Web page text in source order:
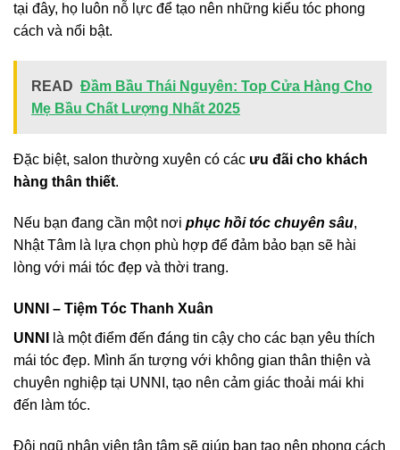
tại đây, họ luôn nỗ lực để tạo nên những kiểu tóc phong
cách và nổi bật.
READ Đầm Bầu Thái Nguyên: Top Cửa Hàng Cho
Mẹ Bầu Chất Lượng Nhất 2025
Đặc biệt, salon thường xuyên có các ưu đãi cho khách
hàng thân thiết.
Nếu bạn đang cần một nơi phục hồi tóc chuyên sâu,
Nhật Tâm là lựa chọn phù hợp để đảm bảo bạn sẽ hài
lòng với mái tóc đẹp và thời trang.
UNNI – Tiệm Tóc Thanh Xuân
UNNI
là một điểm đến đáng tin cậy cho các bạn yêu thích
mái tóc đẹp. Mình ấn tượng với không gian thân thiện và
chuyên nghiệp tại UNNI, tạo nên cảm giác thoải mái khi
đến làm tóc.
Đội ngũ nhân viên tận tâm sẽ giúp bạn tạo nên phong cách